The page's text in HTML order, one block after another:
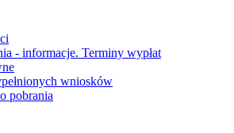
- informacje. Terminy wypłat
wniosków
pobrania